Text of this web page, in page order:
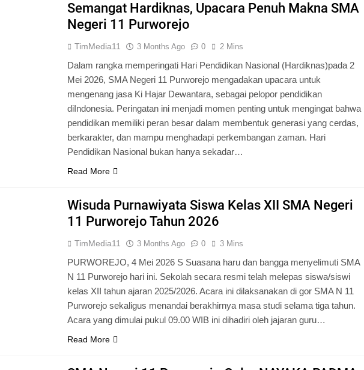
Semangat Hardiknas, Upacara Penuh Makna SMA
Negeri 11 Purworejo
TimMedia11 3 Months Ago 0 2 Mins
Dalam rangka memperingati Hari Pendidikan Nasional (Hardiknas)pada 2
Mei 2026, SMA Negeri 11 Purworejo mengadakan upacara untuk
mengenang jasa Ki Hajar Dewantara, sebagai pelopor pendidikan
diIndonesia. Peringatan ini menjadi momen penting untuk mengingat bahwa
pendidikan memiliki peran besar dalam membentuk generasi yang cerdas,
berkarakter, dan mampu menghadapi perkembangan zaman. Hari
Pendidikan Nasional bukan hanya sekadar…
Read More
Wisuda Purnawiyata Siswa Kelas XII SMA Negeri
11 Purworejo Tahun 2026
TimMedia11 3 Months Ago 0 3 Mins
PURWOREJO, 4 Mei 2026 S Suasana haru dan bangga menyelimuti SMA
N 11 Purworejo hari ini. Sekolah secara resmi telah melepas siswa/siswi
kelas XII tahun ajaran 2025/2026. Acara ini dilaksanakan di gor SMA N 11
Purworejo sekaligus menandai berakhirnya masa studi selama tiga tahun.
Acara yang dimulai pukul 09.00 WIB ini dihadiri oleh jajaran guru…
Read More